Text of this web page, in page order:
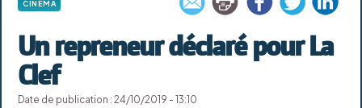
CINÉMA
Un repreneur déclaré pour La
Clef
Date de publication : 24/10/2019 - 13:10